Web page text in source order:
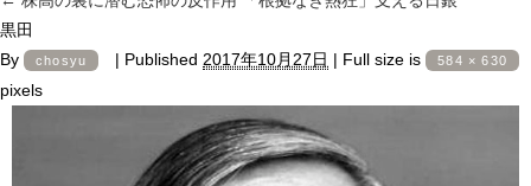
黒田
By
chosyu | Published 2017年10月27日 | Full size is 584 × 630
pixels